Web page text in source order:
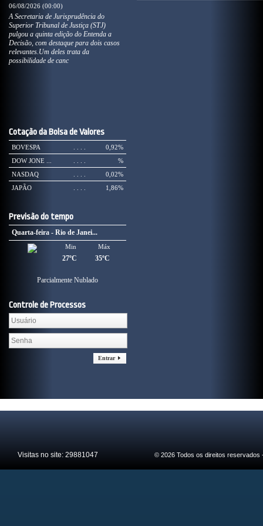
06/08/2026 (00:00)
A Secretaria de Jurisprudência do
Superior Tribunal de Justiça (STJ)
pulgou a quinta edição do Entenda a
Decisão, com destaque para dois casos
relevantes.Um deles trata da
possibilidade de canc
Cotação da Bolsa de Valores
BOVESPA 0,92%
DOW JONE ...
%
NASDAQ
0,02%
JAPÃO
1,86%
Previsão do tempo
Quarta-feira - Rio de Janei...
Máx
35ºC
Min
27ºC
Parcialmente Nublado
Controle de Processos
Entrar
Visitas no site: 29881047 © 2026 Todos os direitos reservados